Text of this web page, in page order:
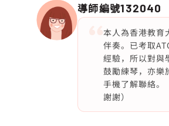
導師編號132040
本人為香港教育
伴奏。已考取
經驗，所以對與
鼓勵練琴，亦樂
手機了解聯絡。
謝謝）